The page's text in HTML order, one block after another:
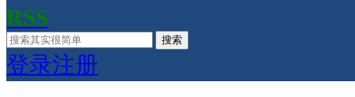
RSS
搜索
登录注册